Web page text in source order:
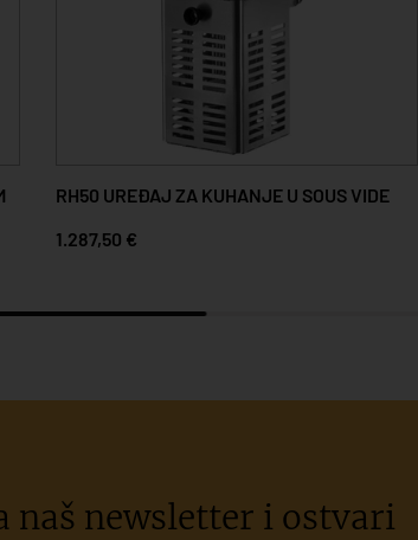
RH50 UREĐAJ ZA KUHANJE U SOUS VIDE
1.287,50 €
naš newsletter i ostvari